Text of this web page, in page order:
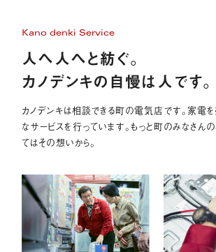
Kano denki Service
人へ人へと紡ぐ。
カノデンキの自慢は人です。
カノデンキは相談できる町の電気店です。家電を
なサービスを行っています。もっと町のみなさん
てはその想いから。